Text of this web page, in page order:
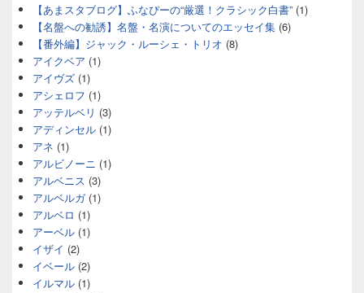
【あまスタブログ】ふなぴーの“厳選！クラシック白書” (1)
【名盤への勧誘】名盤・名演についてのエッセイ集 (6)
【番外編】ジャック・ルーシェ・トリオ (8)
アイクベア (1)
アイヴズ (1)
アシェロフ (1)
アッテルベリ (3)
アディンセル (1)
アネ (1)
アルビノーニ (1)
アルベニス (3)
アルベルガ(1)
アルベロ (1)
アーベル (1)
イザイ (2)
イベール (2)
イルマル (1)